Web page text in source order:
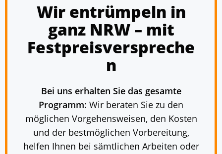
Wir entrümpeln in
ganz NRW – mit
Festpreisverspreche
n
Bei uns erhalten Sie das gesamte
Programm: Wir beraten Sie zu den
möglichen Vorgehensweisen, den Kosten
und der bestmöglichen Vorbereitung,
helfen Ihnen bei sämtlichen Arbeiten oder